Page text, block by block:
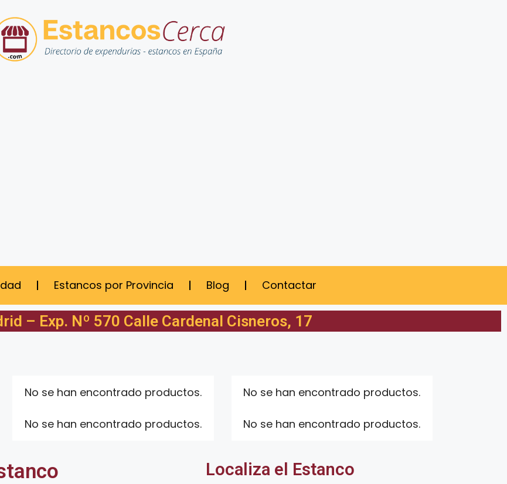
Estancos por Provincia Blog Contactar
– Exp. Nº 570 Calle Cardenal Cisneros, 17
No se han encontrado productos.
No se han encontrado productos.
No se han encontrado productos.
No se han encontrado productos.
Localiza el Estanco